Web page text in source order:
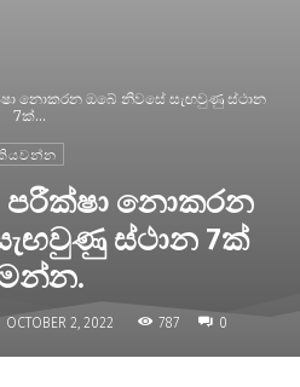
නොකරන ඔබේ නිවසේ සැඟවුණු ස්ථාන
7ක්...
පරීක්ෂා නොකරන
ස්ථාන 7ක්
OCTOBER 2, 2022 787 0